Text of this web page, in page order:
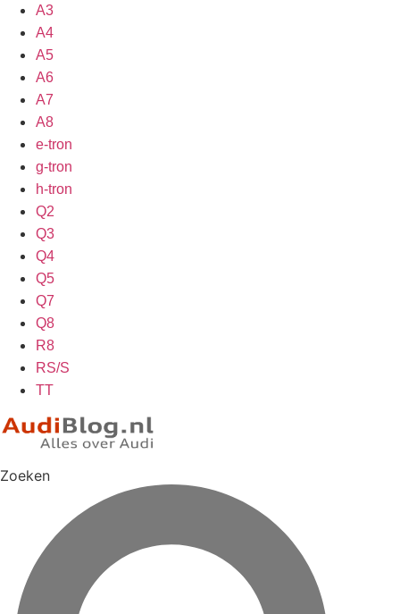
A3
A4
A5
A6
A7
A8
e-tron
g-tron
h-tron
Q2
Q3
Q4
Q5
Q7
Q8
R8
RS/S
TT
Zoeken